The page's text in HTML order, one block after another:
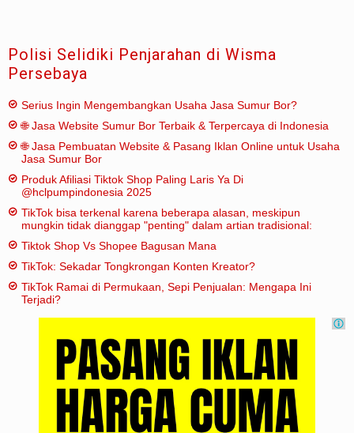
Polisi Selidiki Penjarahan di Wisma
Persebaya
Serius Ingin Mengembangkan Usaha Jasa Sumur Bor?
🌐 Jasa Website Sumur Bor Terbaik & Terpercaya di Indonesia
🌐 Jasa Pembuatan Website & Pasang Iklan Online untuk Usaha
Jasa Sumur Bor
Produk Afiliasi Tiktok Shop Paling Laris Ya Di
@hclpumpindonesia 2025
TikTok bisa terkenal karena beberapa alasan, meskipun
mungkin tidak dianggap "penting" dalam artian tradisional:
Tiktok Shop Vs Shopee Bagusan Mana
TikTok: Sekadar Tongkrongan Konten Kreator?
TikTok Ramai di Permukaan, Sepi Penjualan: Mengapa Ini
Terjadi?